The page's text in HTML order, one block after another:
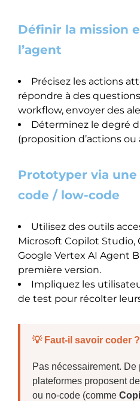
Définir la mission
l’agent
Précisez les actions
répondre à des
workflow, envoyer des
Déterminez le degré
(proposition d’actions
Prototyper via
code / low-code
Utilisez des outils
Microsoft Copilot Studio,
Google Vertex AI Agent
première version.
Impliquez les
de test pour récolter
💡 Faut-il savoir coder ?
Pas nécessairement.
plateformes proposent
ou no-code (comme